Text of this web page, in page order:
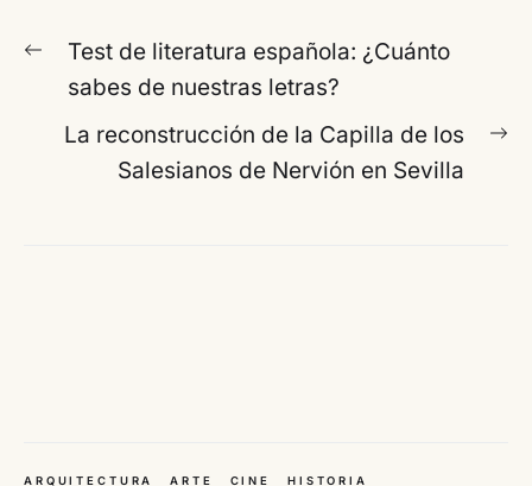
Navegación
entradas
Entrada
anterior:
Test de literatura española: ¿Cuánto
sabes de nuestras letras?
La reconstrucción de la Capilla de los
Salesianos de Nervión en Sevilla
ARQUITECTURA ARTE CINE HISTORIA